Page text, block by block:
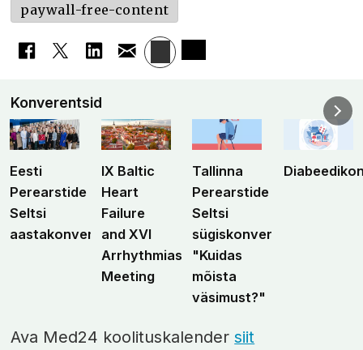
paywall-free-content
Konverentsid
Eesti
Perearstide
Seltsi
aastakonverents
IX Baltic
Heart
Failure
and XVI
Arrhythmias
Meeting
Tallinna
Perearstide
Seltsi
sügiskonverents
"Kuidas
mõista
väsimust?"
Ava Med24 koolituskalendersiit